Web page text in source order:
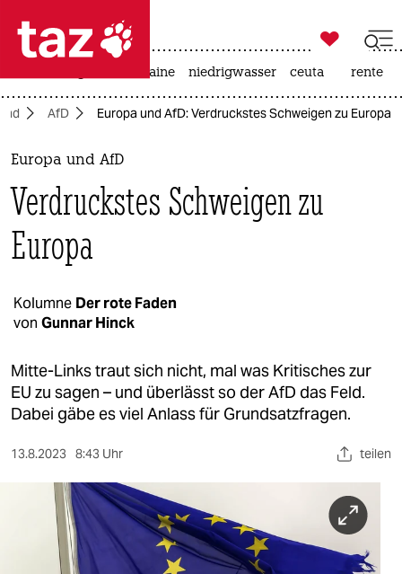
 taz zahl ich
taz zahl ich
themen
politik
öko
kultur
sport
berlin
nord
wahrheit
verlag

taz zahl ich
krieg in der ukraine niedrigwasser ceuta rente
AfD Europa und AfD: Verdruckstes Schweigen zu Europa
Europa und AfD
Verdruckstes Schweigen zu
Europa
Kolumne Der rote Faden
von Gunnar Hinck
Mitte-Links traut sich nicht, mal was Kritisches zur
EU zu sagen – und überlässt so der AfD das Feld.
Dabei gäbe es viel Anlass für Grundsatzfragen.
13.8.2023 8:43 Uhr teilen